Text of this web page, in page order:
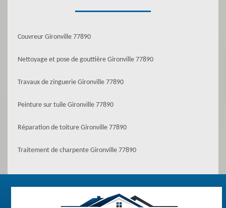
Couvreur Gironville 77890
Nettoyage et pose de gouttière Gironville 77890
Travaux de zinguerie Gironville 77890
Peinture sur tuile Gironville 77890
Réparation de toiture Gironville 77890
Traitement de charpente Gironville 77890